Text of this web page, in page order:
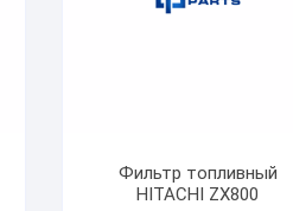
Фильтр топливный
HITACHI ZX800